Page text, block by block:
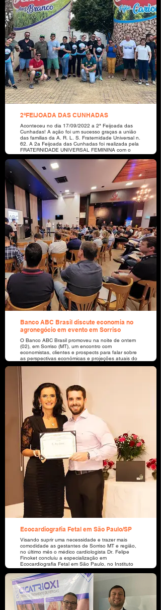
2ªFEIJOADA DAS CUNHADAS
Aconteceu no dia 17/09/2022 a 2ª Feijoada das
Cunhadas! A ação foi um sucesso graças a união
das famílias da A. R. L. S. Fraternidade Universal n.
62. A 2a Feijoada das Cunhadas foi realizada pela
FRATERNIDADE UNIVERSAL FEMININA com o
objetivo de arrecadar recursos para o
desenvolvimento de projetos sociais e de apoio à
Associação Criança Feliz, localizada no Bairro Vila
Bela, em Sorriso-MT. O evento contou com o
patrocínio da Tio Jand, Portal Bebidas e Aiqfome.
Banco ABC Brasil discute economia no
agronegócio em evento em Sorriso
O Banco ABC Brasil promoveu na noite de ontem
(02), em Sorriso (MT), um encontro com
economistas, clientes e prospects para falar sobre
as perspectivas econômicas e projeções atuais do
Ecocardiografia Fetal em São Paulo/SP
Visando suprir uma necessidade e trazer mais
comodidade as gestantes de Sorriso MT e região,
no último mês o médico cardiologista Dr. Felipe
Finoket concluiu a especialização em
Ecocardiografia Fetal em São Paulo, no Instituto
Lílian Lopes / Ecokid. Recebeu pelas mãos da Dra.
Lílian, que é um dos principais expoentes nacional
e internacional da modalidade, tendo se
especializado nos Estados Unidos e sendo a
pioneira na realização do exame no Brasil desde
1987. Os atendimentos estão sendo realizados no
CDI do Hospital 13 de Maio.